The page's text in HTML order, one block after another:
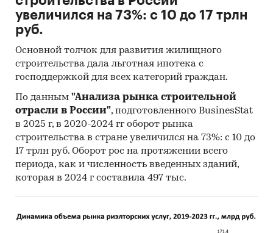
увеличился на 73%: с 10 до 17 трлн
руб.
Основной толчок для развития жилищного
строительства дала льготная ипотека с
господдержкой для всех категорий граждан.
По данным "Анализа рынка строительной
отрасли в России", подготовленного BusinesStat
в 2025 г, в 2020-2024 гг оборот рынка
строительства в стране увеличился на 73%: с 10 до
17 трлн руб. Оборот рос на протяжении всего
периода, как и численность введенных зданий,
которая в 2024 г составила 497 тыс.